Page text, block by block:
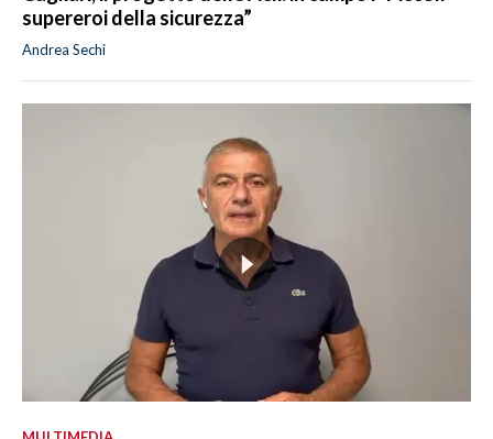
supereroi della sicurezza”
Andrea Sechi